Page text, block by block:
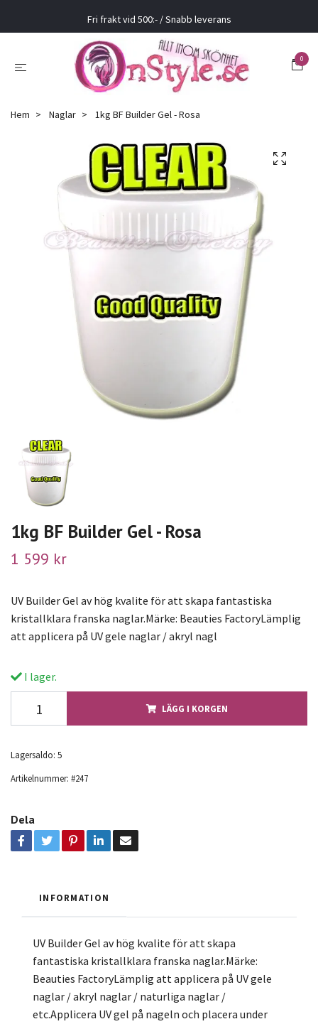
Fri frakt vid 500:- / Snabb leverans
0
Hem Naglar 1kg BF Builder Gel - Rosa
1kg BF Builder Gel - Rosa
1 599 kr
UV Builder Gel av hög kvalite för att skapa fantastiska
kristallklara franska naglar.Märke: Beauties FactoryLämplig
att applicera på UV gele naglar / akryl nagl
I lager.
LÄGG I KORGEN
Lagersaldo: 5
Artikelnummer: #247
Dela
INFORMATION
UV Builder Gel av hög kvalite för att skapa
fantastiska kristallklara franska naglar.Märke:
Beauties FactoryLämplig att applicera på UV gele
naglar / akryl naglar / naturliga naglar /
etc.Applicera UV gel på nageln och placera under